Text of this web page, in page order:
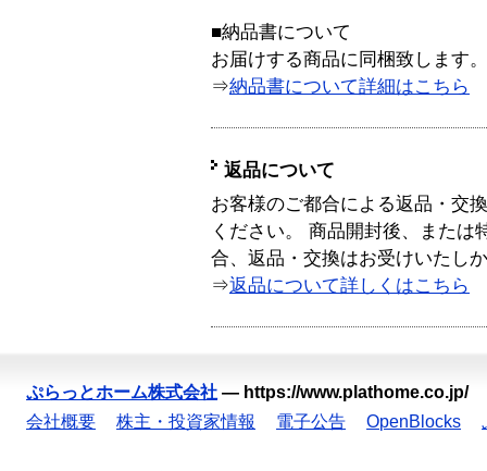
■納品書について
お届けする商品に同梱致します。
⇒納品書について詳細はこちら
返品について
お客様のご都合による返品・交
ください。 商品開封後、または
合、返品・交換はお受けいたし
⇒返品について詳しくはこちら
ぷらっとホーム株式会社 — https://www.plathome.co.jp/
会社概要
株主・投資家情報 電子公告 OpenBlocks